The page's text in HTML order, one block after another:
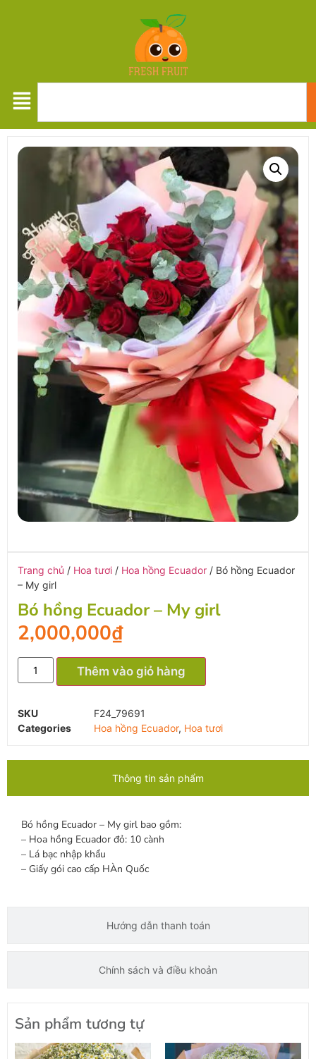
Trang chủ / Hoa tươi / Hoa hồng Ecuador / Bó hồng Ecuador
– My girl
Bó hồng Ecuador – My girl
2,000,000₫
Thêm vào giỏ hàng
SKU
F24_79691
Categories
Hoa hồng Ecuador, Hoa tươi
Thông tin sản phẩm
Hướng dẫn thanh toán
Chính sách và điều khoản
Bó hồng Ecuador – My girl bao gồm:
– Hoa hồng Ecuador đỏ: 10 cành
– Lá bạc nhập khẩu
– Giấy gói cao cấp HÀn Quốc
Sản phẩm tương tự